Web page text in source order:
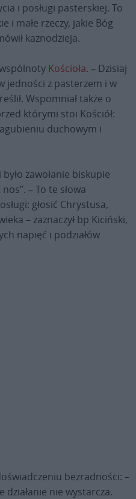
i posługi pasterskiej. To
i małe rzeczy, jakie Bóg
kaznodzieja.
Kościoła. – Dzisiaj
jedności z pasterzem i w
Wspomniał także o
którymi stoi Kościół:
duchowym i
zawołanie biskupie
– To te słowa
głosić Chrystusa,
– zaznaczył bp Kiciński,
napięć i podziałów
bezradności: –
działanie nie wystarcza.